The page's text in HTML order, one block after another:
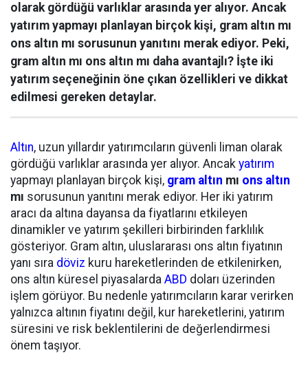
olarak gördüğü varlıklar arasında yer alıyor. Ancak
yatırım yapmayı planlayan birçok kişi, gram altın mı
ons altın mı sorusunun yanıtını merak ediyor. Peki,
gram altın mı ons altın mı daha avantajlı? İşte iki
yatırım seçeneğinin öne çıkan özellikleri ve dikkat
edilmesi gereken detaylar.
Altın, uzun yıllardır yatırımcıların güvenli liman olarak
gördüğü varlıklar arasında yer alıyor. Ancak yatırım
yapmayı planlayan birçok kişi, gram altın mı ons altın
mı sorusunun yanıtını merak ediyor. Her iki yatırım
aracı da altına dayansa da fiyatlarını etkileyen
dinamikler ve yatırım şekilleri birbirinden farklılık
gösteriyor. Gram altın, uluslararası ons altın fiyatının
yanı sıra döviz kuru hareketlerinden de etkilenirken,
ons altın küresel piyasalarda ABD doları üzerinden
işlem görüyor. Bu nedenle yatırımcıların karar verirken
yalnızca altının fiyatını değil, kur hareketlerini, yatırım
süresini ve risk beklentilerini de değerlendirmesi
önem taşıyor.